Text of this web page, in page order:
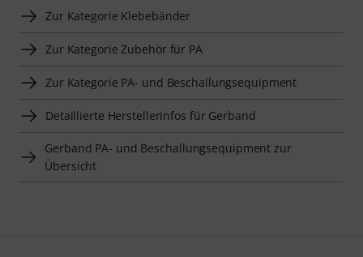
Zur Kategorie Klebebänder
Zur Kategorie Zubehör für PA
Zur Kategorie PA- und Beschallungsequipment
Detaillierte Herstellerinfos für Gerband
Gerband PA- und Beschallungsequipment zur
Übersicht